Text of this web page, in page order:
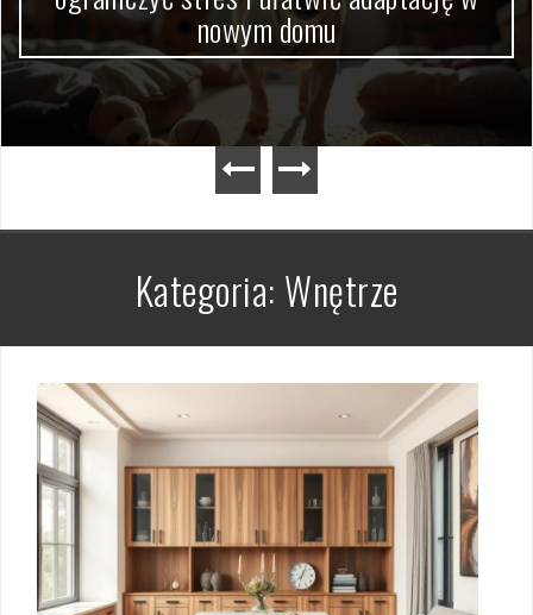
dokumentów krok po kroku
Kategoria: Wnętrze